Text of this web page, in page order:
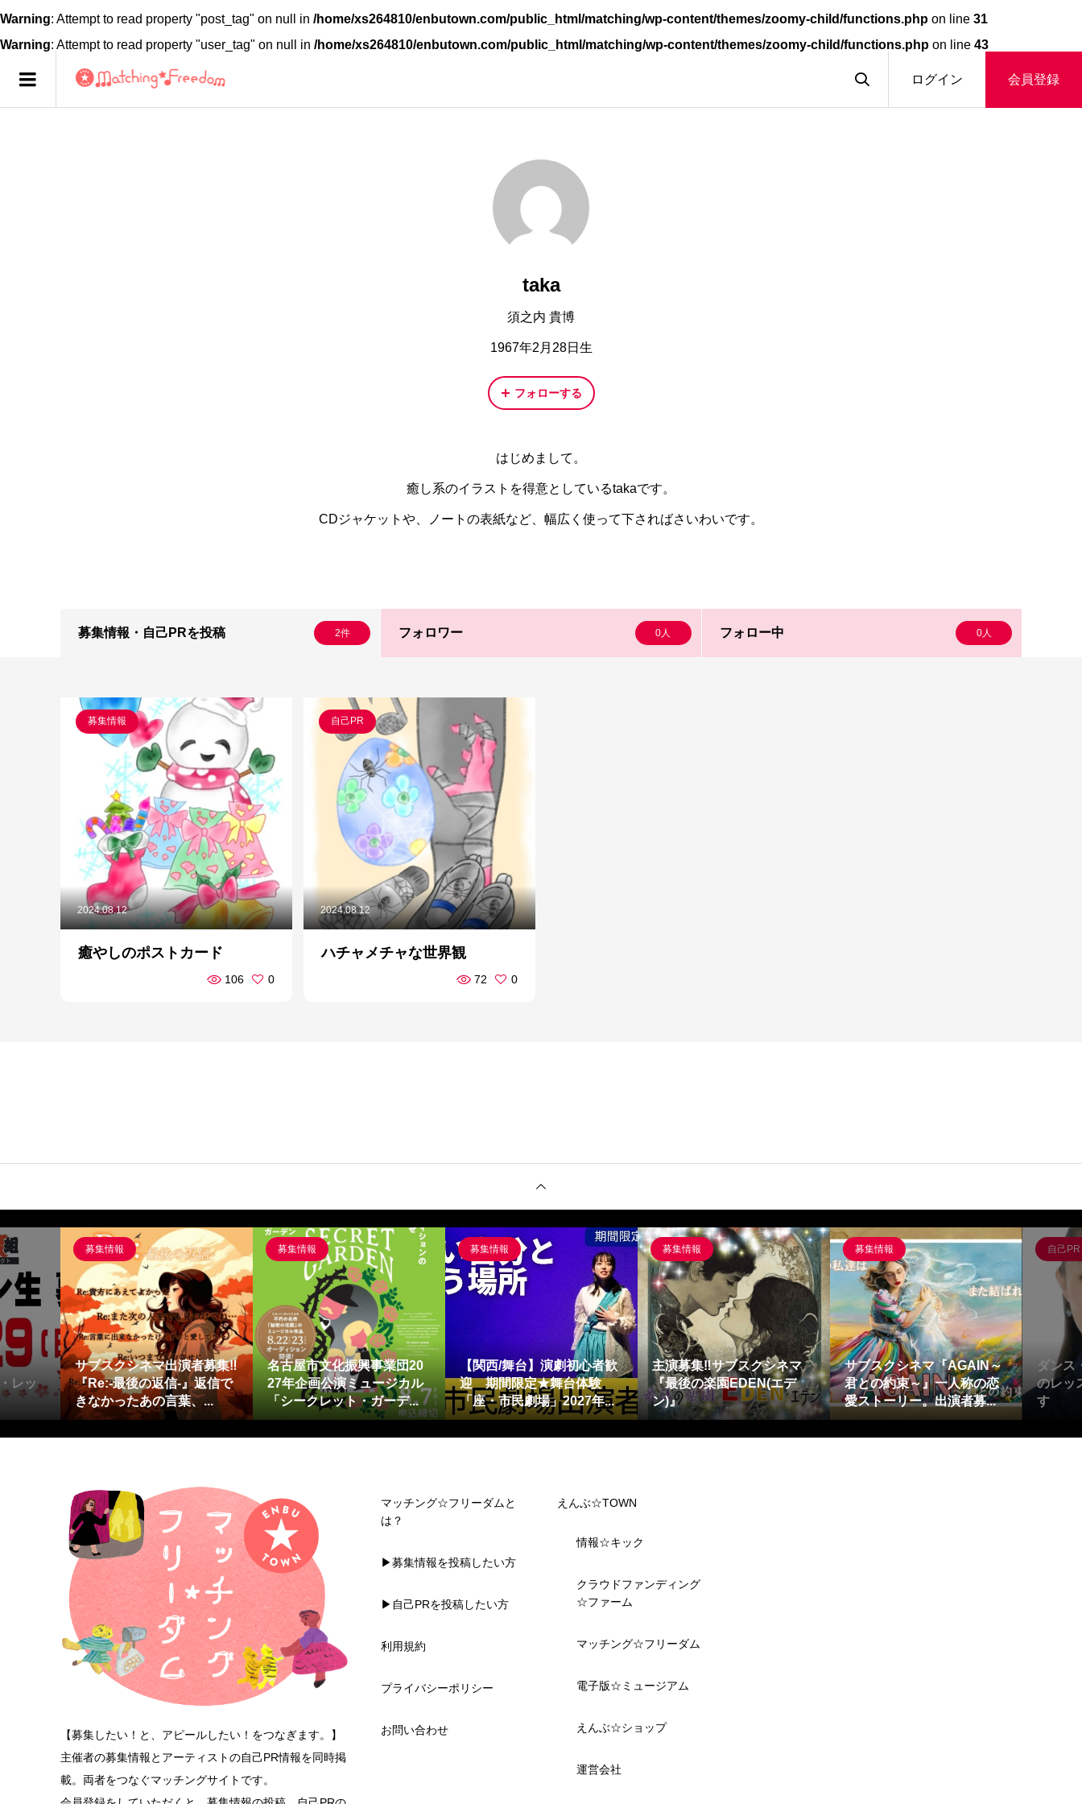
Warning: Attempt to read property "post_tag" on null in /home/xs264810/enbutown.com/public_html/matching/wp-content/themes/zoomy-child/functions.php on line 31
Warning: Attempt to read property "user_tag" on null in /home/xs264810/enbutown.com/public_html/matching/wp-content/themes/zoomy-child/functions.php on line 43
ログイン 会員登録
taka
須之内 貴博
1967年2月28日生
フォローする
はじめまして。
癒し系のイラストを得意としているtakaです。
CDジャケットや、ノートの表紙など、幅広く使って下さればさいわいです。
募集情報・自己PRを投稿 2件 フォロワー 0人 フォロー中 0人
2024.08.12
募集情報
癒やしのポストカード
106 0
2024.08.12
自己PR
ハチャメチャな世界観
72 0
レッ
募集情報
サブスクシネマ出演者募集‼
『Re:-最後の返信-』返信で
きなかったあの言葉、...
募集情報
名古屋市文化振興事業団20
27年企画公演ミュージカル
「シークレット・ガーデ...
募集情報
【関西/舞台】演劇初心者歓
迎 期間限定★舞台体験
「座・市民劇場」2027年...
募集情報
主演募集‼サブスクシネマ
『最後の楽園EDEN(エデ
ン)』
募集情報
サブスクシネマ『AGAIN～
君との約束～』一人称の恋
愛ストーリー。出演者募...
自己PR
ダンス
のレッ
す
【募集したい！と、アピールしたい！をつなぎます。】
主催者の募集情報とアーティストの自己PR情報を同時掲
載。両者をつなぐマッチングサイトです。
マッチング☆フリーダムと
は？
▶募集情報を投稿したい方
▶自己PRを投稿したい方
利用規約
プライバシーポリシー
お問い合わせ
えんぶ☆TOWN
情報☆キック
クラウドファンディング
☆ファーム
マッチング☆フリーダム
電子版☆ミュージアム
えんぶ☆ショップ
運営会社